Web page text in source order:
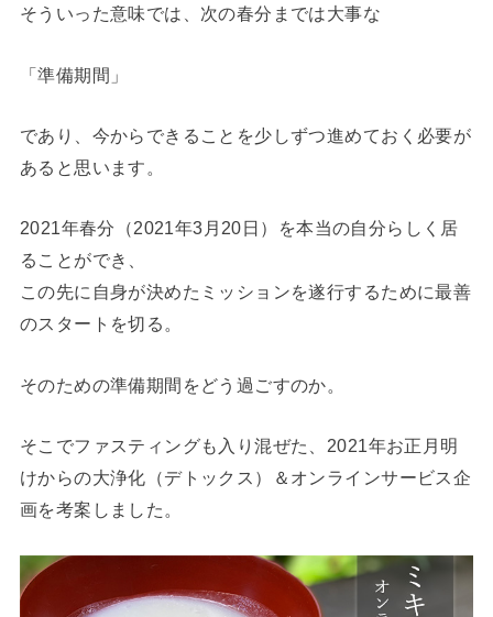
そういった意味では、次の春分までは大事な
「準備期間」
であり、今からできることを少しずつ進めておく必要が
あると思います。
2021年春分（2021年3月20日）を本当の自分らしく居
ることができ、
この先に自身が決めたミッションを遂行するために最善
のスタートを切る。
そのための準備期間をどう過ごすのか。
そこでファスティングも入り混ぜた、2021年お正月明
けからの大浄化（デトックス）＆オンラインサービス企
画を考案しました。